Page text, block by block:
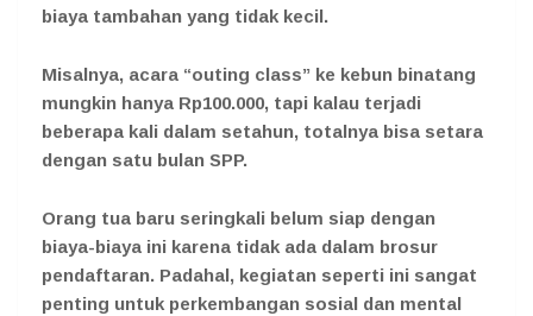
biaya tambahan yang tidak kecil.
Misalnya, acara “outing class” ke kebun binatang
mungkin hanya Rp100.000, tapi kalau terjadi
beberapa kali dalam setahun, totalnya bisa setara
dengan satu bulan SPP.
Orang tua baru seringkali belum siap dengan
biaya-biaya ini karena tidak ada dalam brosur
pendaftaran. Padahal, kegiatan seperti ini sangat
penting untuk perkembangan sosial dan mental